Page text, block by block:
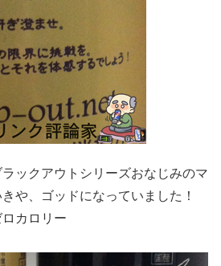
ックアウトシリーズおなじみのマ
や、ゴッドになっていました！
カロリー